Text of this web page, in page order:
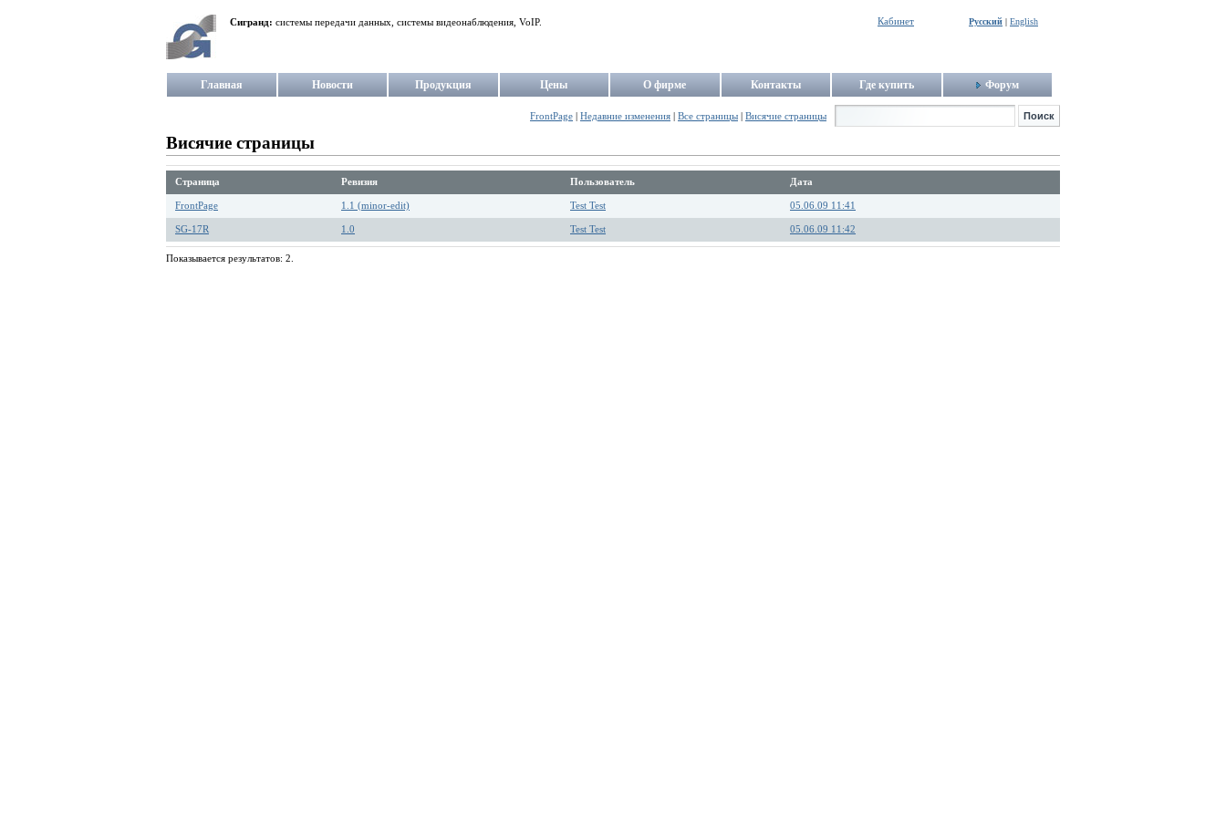
Сигранд: системы передачи данных, системы видеонаблюдения, VoIP. Кабинет Русский | English
Главная Новости Продукция Цены О фирме Контакты Где купить Форум
FrontPage Недавние изменения Все страницы Висячие страницы
Висячие страницы
Страница Ревизия Пользователь Дата
FrontPage 1.1 (minor-edit) Test Test 05.06.09 11:41
SG-17R 1.0 Test Test 05.06.09 11:42
Показывается результатов: 2.